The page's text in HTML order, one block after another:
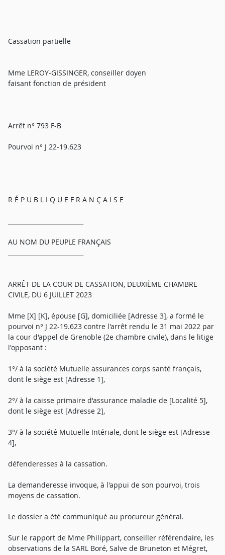
Cassation partielle
Mme LEROY-GISSINGER, conseiller doyen
faisant fonction de président
Arrêt n° 793 F-B
Pourvoi n° J 22-19.623
R É P U B L I Q U E F R A N Ç A I S E
AU NOM DU PEUPLE FRANÇAIS
ARRÊT DE LA COUR DE CASSATION, DEUXIÈME CHAMBRE
CIVILE, DU 6 JUILLET 2023
Mme [X] [K], épouse [G], domiciliée [Adresse 3], a formé le
pourvoi n° J 22-19.623 contre l'arrêt rendu le 31 mai 2022 par
la cour d'appel de Grenoble (2e chambre civile), dans le litige
l'opposant :
1°/ à la société Mutuelle assurances corps santé français,
dont le siège est [Adresse 1],
2°/ à la caisse primaire d'assurance maladie de [Localité 5],
dont le siège est [Adresse 2],
3°/ à la société Mutuelle Intériale, dont le siège est [Adresse
4],
défenderesses à la cassation.
La demanderesse invoque, à l'appui de son pourvoi, trois
moyens de cassation.
Le dossier a été communiqué au procureur général.
Sur le rapport de Mme Philippart, conseiller référendaire, les
observations de la SARL Boré, Salve de Bruneton et Mégret,